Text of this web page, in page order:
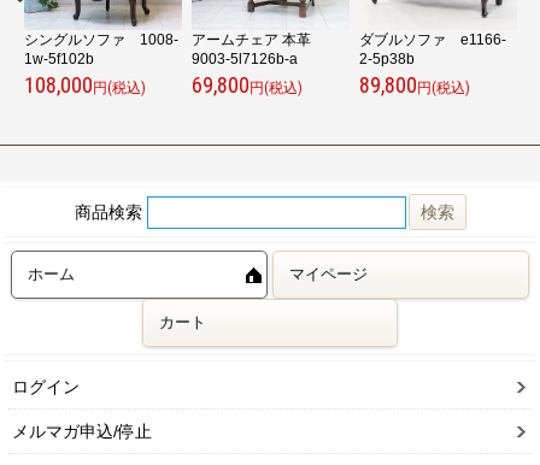
シングルソファ 1008-
1w-5f102b
108,000 円(税込)
アームチェア 本革
9003-5l7126b-a
69,800 円(税込)
ダブルソファ e1166-
2-5p38b
89,800 円(税込)
商品検索
ホーム マイページ
カート
ログイン
メルマガ申込/停止